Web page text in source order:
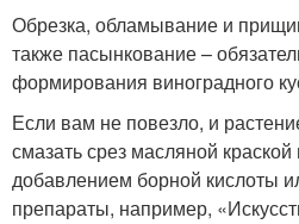
Обрезка, обламывание и
также пасынкование –
формирования виноградного
Если вам не повезло, и
смазать срез масляной
добавлением борной кислоты
препараты, например,